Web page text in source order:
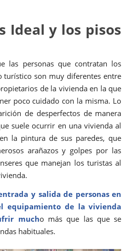
Ideal y los pisos
las personas que contratan los
turístico son muy diferentes entre
de la vivienda en la que
poco cuidado con la misma. Lo
de desperfectos de manera
suele ocurrir en una vivienda al
la pintura de sus paredes, que
arañazos y golpes por las
que manejan los turistas al
y salida de personas en
equipamiento de la vivienda
mucho más que las que se
habituales.